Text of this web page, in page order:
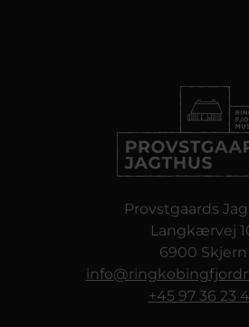
Provstgaards
Langkærvej
6900 Skjern
+45 97 36 23